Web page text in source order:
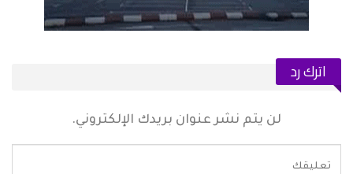
اترك رد
لن يتم نشر عنوان بريدك الإلكتروني.